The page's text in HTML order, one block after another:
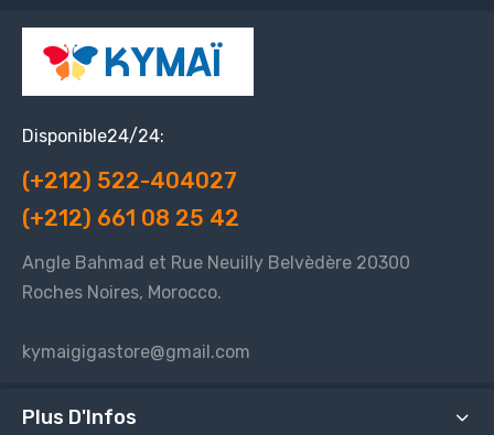
Disponible24/24:
(+212) 522-404027
(+212) 661 08 25 42
Angle Bahmad et Rue Neuilly Belvèdère 20300
Roches Noires, Morocco.
kymaigigastore@gmail.com
Plus D'Infos